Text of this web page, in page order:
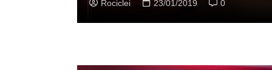
Rociclei 22/01/2019 0